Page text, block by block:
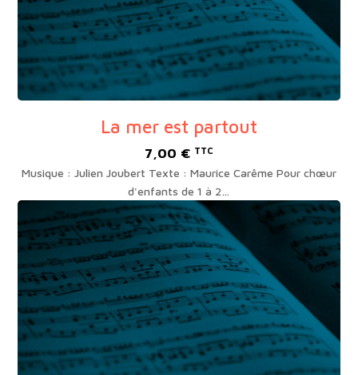
La mer est partout
7,00 € TTC
Musique : Julien Joubert Texte : Maurice Carême Pour chœur
d'enfants de 1 à 2…